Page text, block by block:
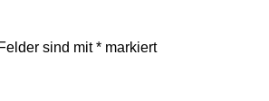
sind mit* markiert